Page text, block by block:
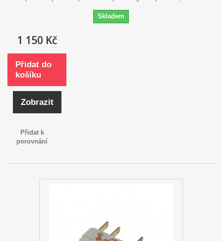
Skladem
1 150 Kč
Přidat do
košíku
Zobrazit
Přidat k
porovnání